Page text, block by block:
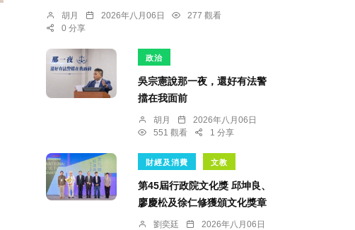
胡月 2026年八月06日
277 觀看
0 分享
政治
吳宗憲說那一夜，還好有法警
擋在我面前
胡月
2026年八月06日
551 觀看
1 分享
財經及消費 文教
第45屆行政院文化獎 邱坤良、
廖慶松及徐仁修獲頒文化獎章
劉奕廷
2026年八月06日